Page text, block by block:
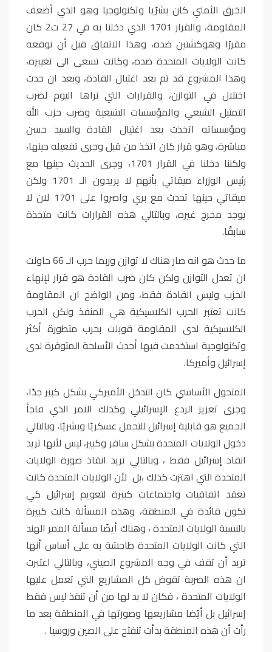
الخرق الأمني كان بشرًيا وتكنولوجيا وهو الذي أضعف
المقاومة، والقرار 1701 الذي دخلنا به في 27 ت2 كان
مقررًا وهوكشتين ضده، وهذا الاتفاق قبل أن نوقعه
كانت الولايات المتحدة ضده، وكانت تسعى الى تغييره،
وهذا المشروع قد تم بعد اغتيال القادة، وبعد ان حدث
اختلال في التوازن، والقرارات التي نراها اليوم لضرب
التمثيل الشيعي والمؤسسات الشيعية وضرب حزب الله
ومؤسساته اتخذت بعد اغتيال القادة والسيد حسن
مباشرة، وهو قرار كان اتخذ من قبل وجرى تفعيله حينها،
ولكننا دخلنا في القرار 1701، وجرى الحديث حينها مع
رئيس الوزراء ميقاتي بأنهم لا يريدون الـ 1701 ولكن
ميقاتي حينها تحدث مع بري واصروا على 1701 لان لا
يوجد مخرج غيره، وبالتالي هذه القرارات كانت متخذة
سابقًا.
ما حدث هو انه صار هناك لا توازن وربما حرب الـ 66 حاولت
ان تعدل التوازن ولكن كان ضرب القادة هو قرار لإنهاء
الحزب وليس القادة فقط، ومن الواضح ان المقاومة
كانت تعتبر الحرب الكلاسيكية هي المنفذ ولكن الحرب
الكلاسيكية لدى المقاومة قوبلت بحرب متطورة أكثر
وتكنولوجية استخدمت فيها أحدث الأسلحة المتوفرة لدى
إسرائيل وأميركا.
المتحول الأساسي كان التدخل الأميركي بشكل كبير جدًا،
وجرى تعزيز الردع الإسرائيلي وكذلك الامر الذي فاجأ
الجميع هو قابلية إسرائيل للتحمل عسكريًا وبشريًا، وبالتالي
دخول الولايات المتحدة بشكل سافر وكبير، ليس لأنها تريد
انقاذ إسرائيل فقط ، وبالتالي تريد انقاذ صورة الولايات
المتحدة التي اهتزت كذلك ،بل لأن الولايات المتحدة كانت
تعقد اتفاقيات واجتماعات كبيرة لتعويم إسرائيل كي
تكون قائدة في المنطقة، وهذه المسألة كانت كبيرة
بالنسبة الولايات المتحدة ، وهناك أيضًا مسألة الممر الهند
التي كانت الولايات المتحدة طاحشة به على أساس أنها
تريد أن تقف في وجه المشروع الصيني، وبالتالي اعتبرت
ان هذه الضربة تقوض كل المشاريع التي تعمل عليها
الولايات المتحدة ، فكان لا بد لها من أن تنقذ ليس فقط
إسرائيل بل أيًضا مشاريعها وصورتها في المنطقة بعد ما
رأت أن هذه المنطقة بدأت تنفتح على الصين وروسيا .